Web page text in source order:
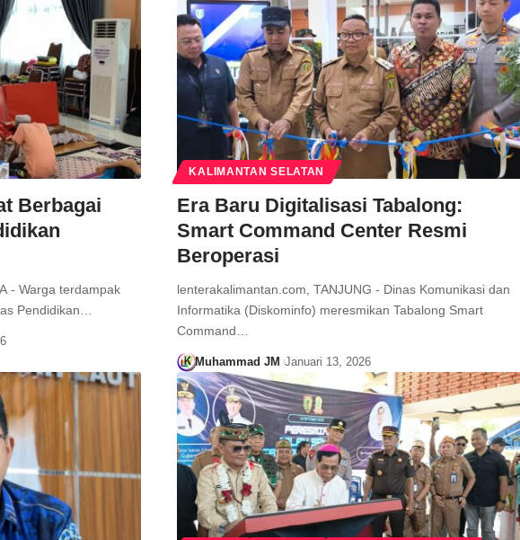
Berbagai
- Warga terdampak
Pendidikan…
KALIMANTAN SELATAN
Era Baru Digitalisasi Tabalong:
Smart Command Center Resmi
Beroperasi
lenterakalimantan.com, TANJUNG - Dinas Komunikasi dan
Informatika (Diskominfo) meresmikan Tabalong Smart
Command…
Muhammad JM Januari 13, 2026